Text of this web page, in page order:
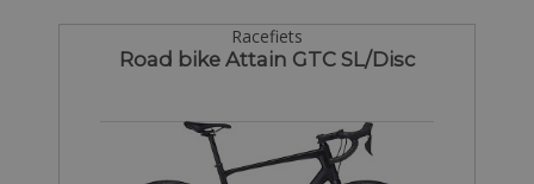
Racefiets
Road bike Attain GTC SL/Disc